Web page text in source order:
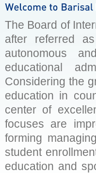
The Board of
after referred
autonomous
educational
Considering the
education in
center of
focuses are
forming
student
education and